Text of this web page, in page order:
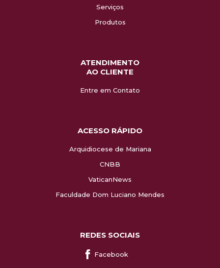
Serviços
Produtos
ATENDIMENTO
AO CLIENTE
Entre em Contato
ACESSO RÁPIDO
Arquidiocese de Mariana
CNBB
VaticanNews
Faculdade Dom Luciano Mendes
REDES SOCIAIS
Facebook